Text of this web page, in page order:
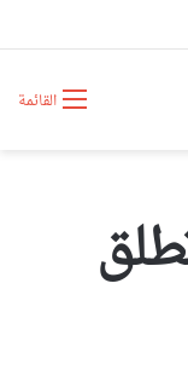
القائمة